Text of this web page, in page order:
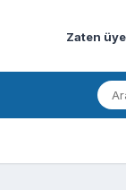
Zaten